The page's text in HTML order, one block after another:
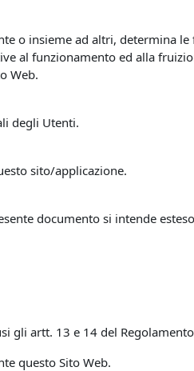
o insieme ad altri, determina le
al funzionamento ed alla
Web.
degli Utenti.
sito/applicazione.
documento si intende
gli artt. 13 e 14 del
questo Sito Web.